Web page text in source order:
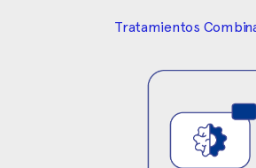
Tratamientos